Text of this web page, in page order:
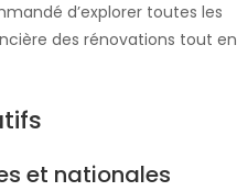
d’explorer toutes les
des rénovations tout en
et nationales